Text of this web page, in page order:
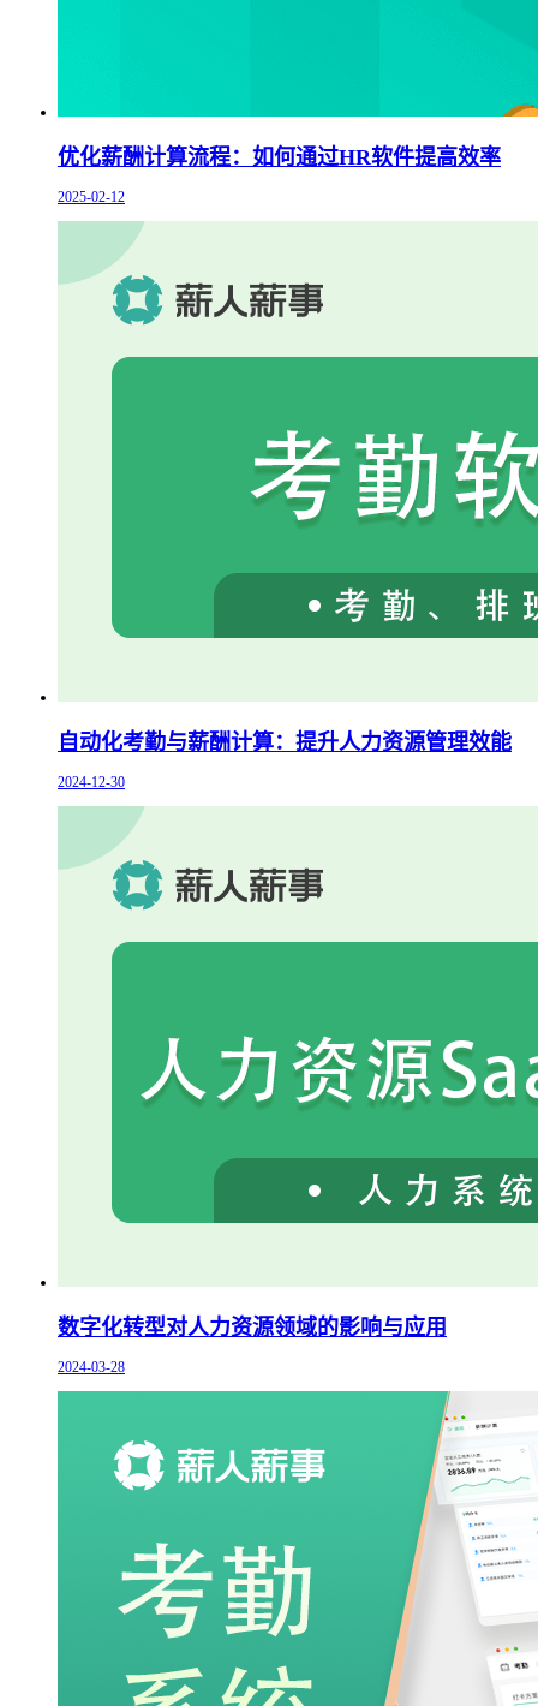
优化薪酬计算流程：如何通过HR软件提高效率
2025-02-12
自动化考勤与薪酬计算：提升人力资源管理效能
2024-12-30
数字化转型对人力资源领域的影响与应用
2024-03-28